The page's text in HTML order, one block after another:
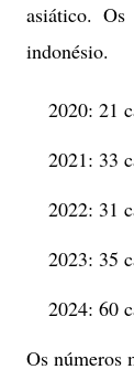
asiático.
indonésio.
2020: 21
2021: 33
2022: 31
2023: 35
2024: 60
Os números